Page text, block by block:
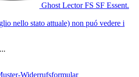
Ghost Lector FS SF Essent.
nello stato attuale) non puó vedere i
Widerrufsformular